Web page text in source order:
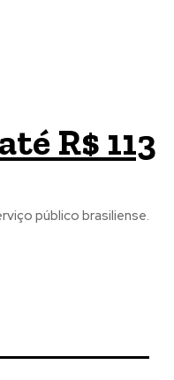
R$ 113
público brasiliense.